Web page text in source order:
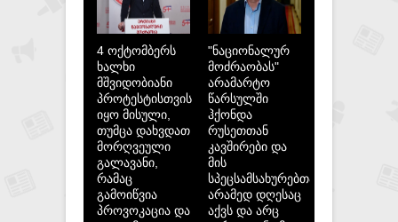
4 ოქტომბერს
ხალხი
მშვიდობიანი
პროტესტისთვის
იყო მისული,
თუმცა დახვდათ
მორღვეული
გალავანი,
რამაც
გამოიწვია
პროვოკაცია და
"ნაციონალურ
მოძრაობას"
არამარტო
წარსულში
ჰქონდა
რუსეთთან
კავშირები და
მის
სპეცსამსახურებთან,
არამედ დღესაც
აქვს და არც